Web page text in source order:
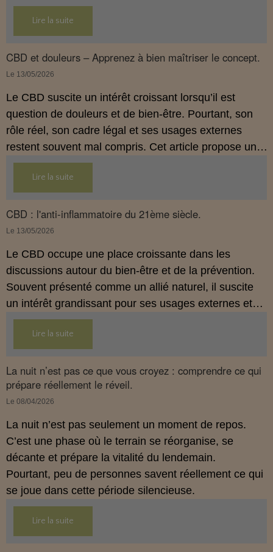
légal français impose des règles strictes : seuls les
usages externes du CBD sont autorisés. Cet article
propose une mise au point claire et accessible pour
comprendre comment le CBD s’inscrit dans une
démarche de prévention, sans ingestion et sans
Lire la suite
CBD et douleurs – Apprenez à bien maîtriser le concept.
Le 13/05/2026
Le CBD suscite un intérêt croissant lorsqu’il est
question de douleurs et de bien‑être. Pourtant, son
rôle réel, son cadre légal et ses usages externes
restent souvent mal compris. Cet article propose une
mise au point claire, moderne et conforme à la
réglementation française de 2026, afin de mieux
comprendre comment le CBD s’intègre dans une
approche globale de prévention.
Lire la suite
CBD : l'anti-inflammatoire du 21ème siècle.
Le 13/05/2026
Le CBD occupe une place croissante dans les
discussions autour du bien‑être et de la prévention.
Souvent présenté comme un allié naturel, il suscite
un intérêt grandissant pour ses usages externes et
son interaction avec le système endocannabinoïde.
Cet article propose une mise au point claire, moderne
et conforme à la réglementation française de 2026.
Lire la suite
La nuit n’est pas ce que vous croyez : comprendre ce qui
prépare réellement le réveil.
Le 08/04/2026
La nuit n’est pas seulement un moment de repos.
C’est une phase où le terrain se réorganise, se
décante et prépare la vitalité du lendemain.
Pourtant, peu de personnes savent réellement ce qui
se joue dans cette période silencieuse.
Lire la suite